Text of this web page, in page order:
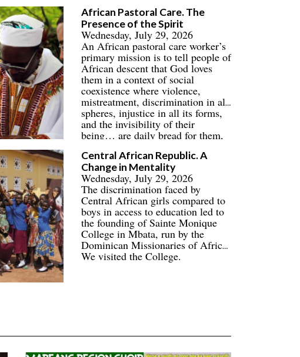
African Pastoral Care. The
Presence of the Spirit
Wednesday, July 29, 2026
An African pastoral care worker’s
primary mission is to tell people of
African descent that God loves
them in a context of social
coexistence where violence,
mistreatment, discrimination in all
spheres, injustice in all its forms,
and the invisibility of their
being… are daily bread for them,
communities.
Central African Republic. A
Change in Mentality
Wednesday, July 29, 2026
The discrimination faced by
Central African girls compared to
boys in access to education led to
the founding of Sainte Monique
College in Mbata, run by the
Dominican Missionaries of Africa.
We visited the College.